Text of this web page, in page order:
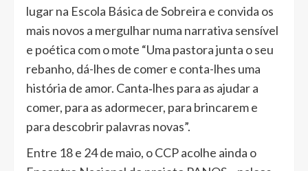
lugar na Escola Básica de Sobreira e convida os
mais novos a mergulhar numa narrativa sensível
e poética com o mote “Uma pastora junta o seu
rebanho, dá-lhes de comer e conta-lhes uma
história de amor. Canta‑lhes para as ajudar a
comer, para as adormecer, para brincarem e
para descobrir palavras novas”.
Entre 18 e 24 de maio, o CCP acolhe ainda o